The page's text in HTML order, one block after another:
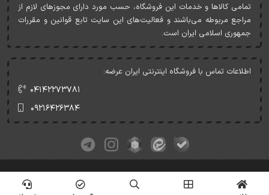
تمامی کالاها و خدمات اين فروشگاه، حسب مورد دارای مجوزهای لازم از
مراجع مربوطه می‌باشند و فعاليت‌های اين سايت تابع قوانين و مقررات
جمهوری اسلامی ايران است.
اطلاعات تماس با فروشگاه اینترنتی ایران عرضه:
۰۴۱۴۲۲۷۳۷۸۱
۰۹۲۱۶۴۲۶۳۸۴